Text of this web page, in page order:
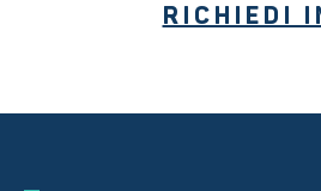
RICHIEDI